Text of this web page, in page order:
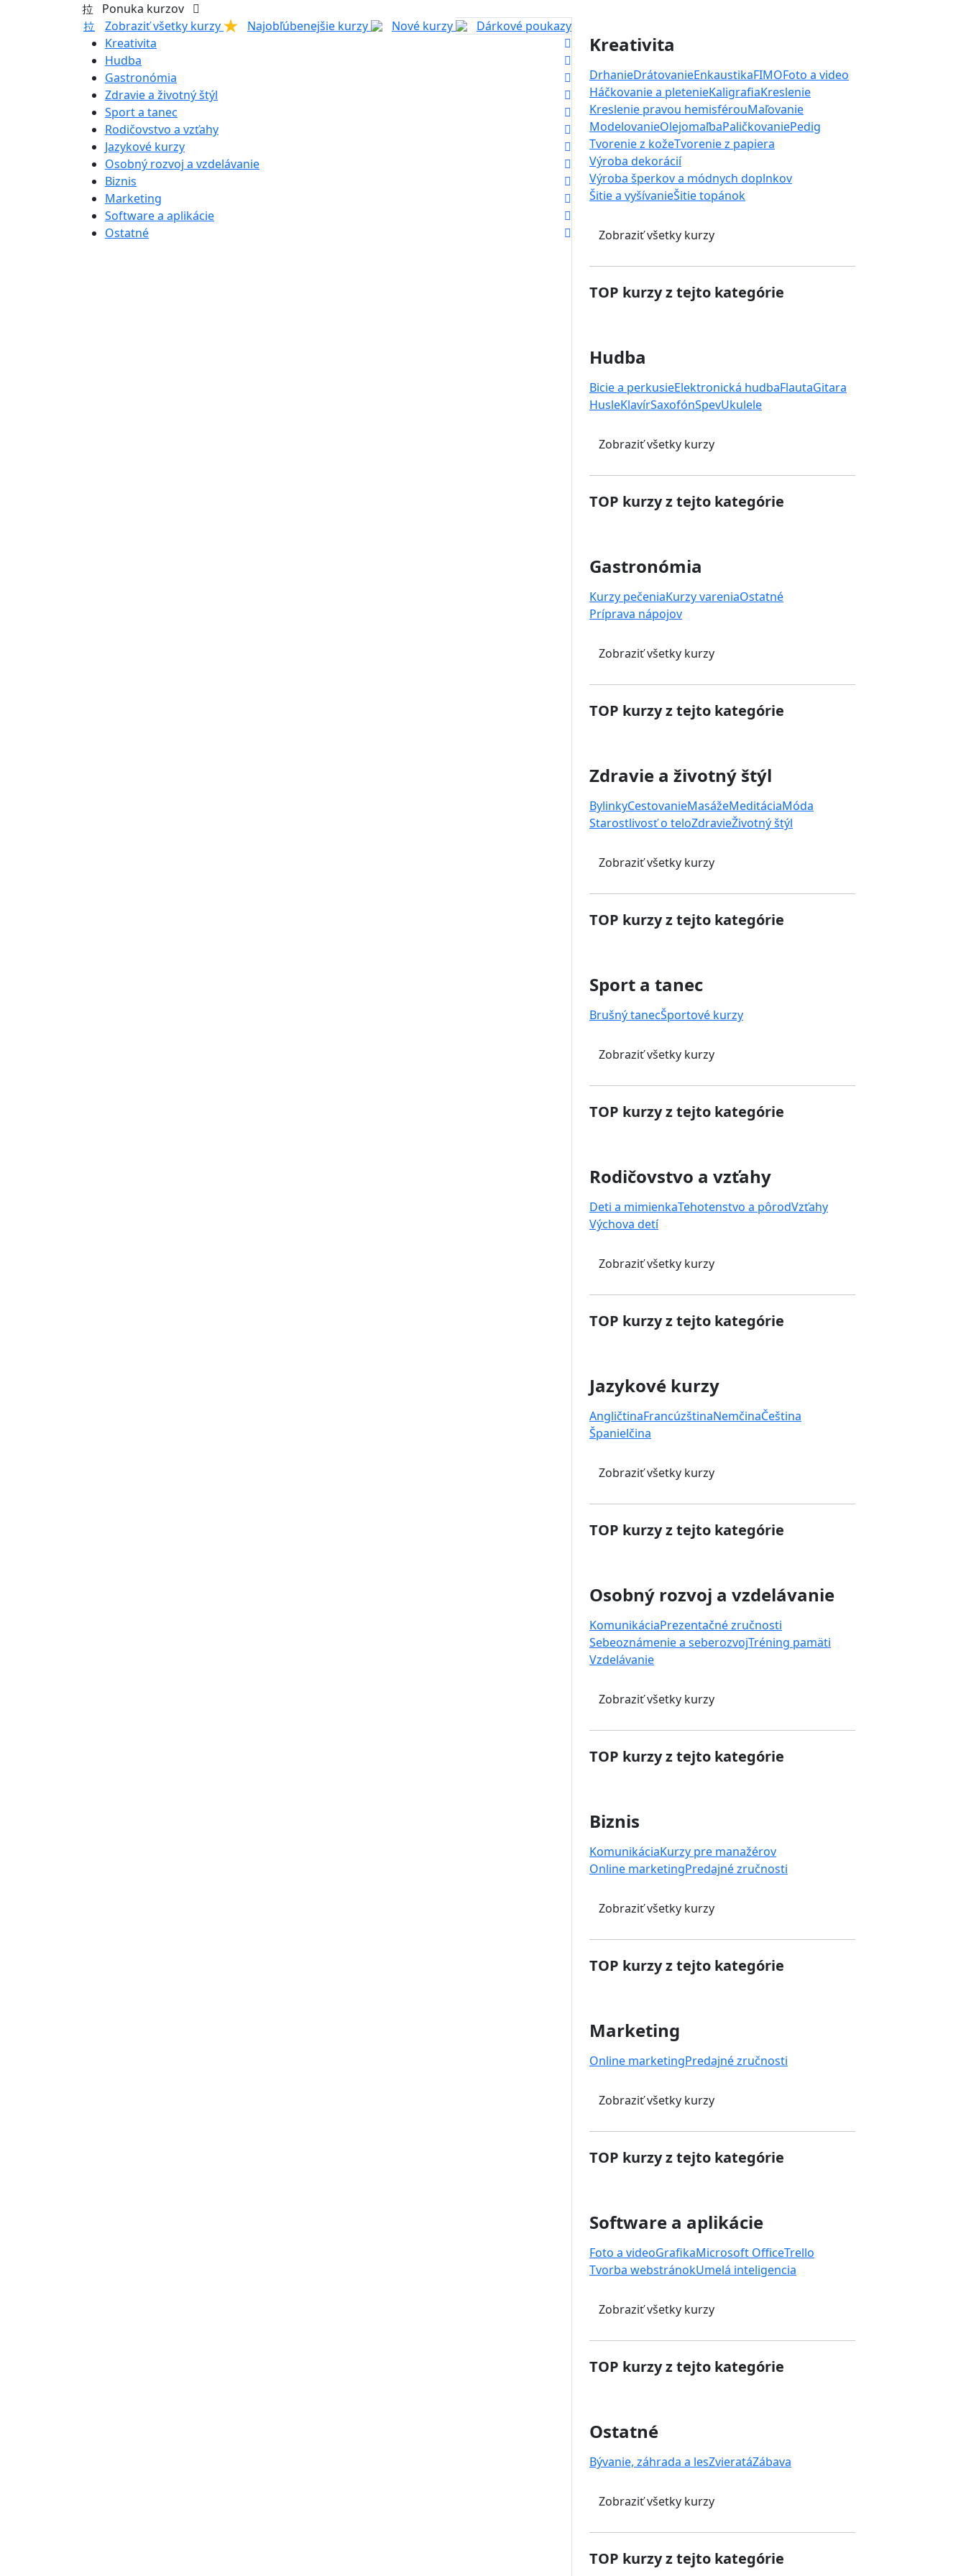
Ponuka kurzov
Zobraziť všetky kurzy
Najobľúbenejšie kurzy Nové kurzy
Dárkové poukazy
Kreativita
Hudba
Gastronómia
Zdravie a životný štýl
Sport a tanec
Rodičovstvo a vzťahy
Jazykové kurzy
Osobný rozvoj a vzdelávanie
Biznis
Marketing
Software a aplikácie
Ostatné
Kreativita
DrhanieDrátovanieEnkaustikaFIMOFoto a video
Háčkovanie a pletenieKaligrafiaKreslenie
Kreslenie pravou hemisférouMaľovanie
ModelovanieOlejomaľbaPaličkovaniePedig
Tvorenie z kožeTvorenie z papiera
Výroba dekorácií
Výroba šperkov a módnych doplnkov
Šitie a vyšívanieŠitie topánok
Zobraziť všetky kurzy
TOP kurzy z tejto kategórie
Hudba
Bicie a perkusieElektronická hudbaFlautaGitara
HusleKlavírSaxofónSpevUkulele
Zobraziť všetky kurzy
TOP kurzy z tejto kategórie
Gastronómia
Kurzy pečeniaKurzy vareniaOstatné
Príprava nápojov
Zobraziť všetky kurzy
TOP kurzy z tejto kategórie
Zdravie a životný štýl
BylinkyCestovanieMasážeMeditáciaMóda
Starostlivosť o teloZdravieŽivotný štýl
Zobraziť všetky kurzy
TOP kurzy z tejto kategórie
Sport a tanec
Brušný tanecŠportové kurzy
Zobraziť všetky kurzy
TOP kurzy z tejto kategórie
Rodičovstvo a vzťahy
Deti a mimienkaTehotenstvo a pôrodVzťahy
Výchova detí
Zobraziť všetky kurzy
TOP kurzy z tejto kategórie
Jazykové kurzy
AngličtinaFrancúzštinaNemčinaČeština
Španielčina
Zobraziť všetky kurzy
TOP kurzy z tejto kategórie
Osobný rozvoj a vzdelávanie
KomunikáciaPrezentačné zručnosti
Sebeoznámenie a seberozvojTréning pamäti
Vzdelávanie
Zobraziť všetky kurzy
TOP kurzy z tejto kategórie
Biznis
KomunikáciaKurzy pre manažérov
Online marketingPredajné zručnosti
Zobraziť všetky kurzy
TOP kurzy z tejto kategórie
Marketing
Online marketingPredajné zručnosti
Zobraziť všetky kurzy
TOP kurzy z tejto kategórie
Software a aplikácie
Foto a videoGrafikaMicrosoft OfficeTrello
Tvorba webstránokUmelá inteligencia
Zobraziť všetky kurzy
TOP kurzy z tejto kategórie
Ostatné
Bývanie, záhrada a lesZvieratáZábava
Zobraziť všetky kurzy
TOP kurzy z tejto kategórie